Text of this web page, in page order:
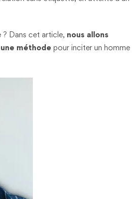
Dans cet article, nous allons
une méthode pour inciter un homme